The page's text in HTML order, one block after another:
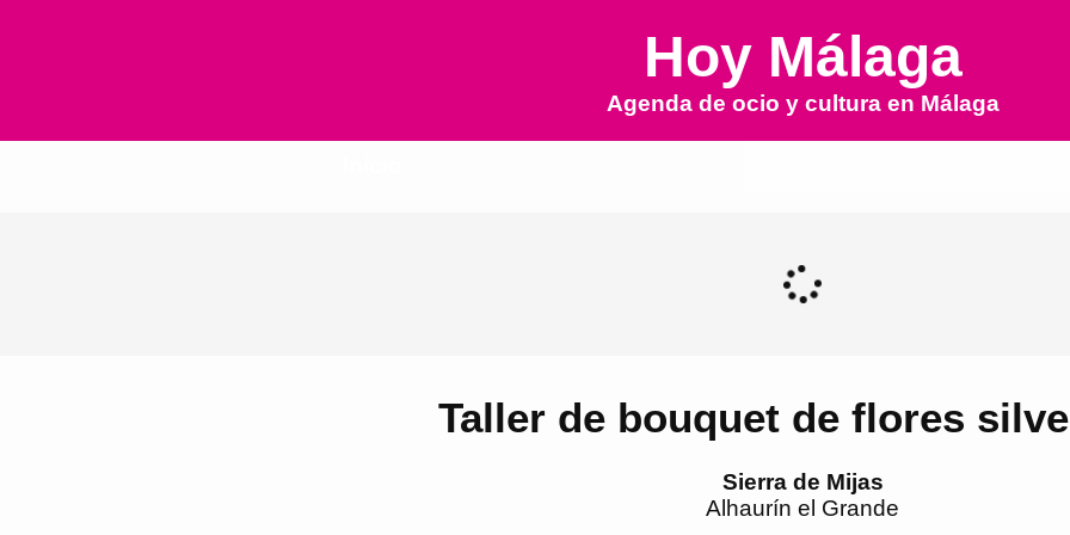
Hoy Málaga
Agenda de ocio y cultura en Málaga
Taller de bouquet de flores
Sierra de Mijas
Alhaurín el Grande